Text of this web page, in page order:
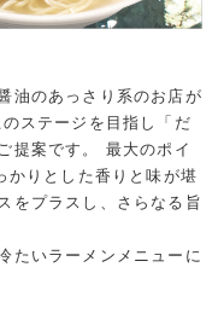
油のあっさり系のお店が
ステージを目指し「だ
提案です。 最大のポイ
かりとした香りと味が堪
をプラスし、さらなる旨
たいラーメンメニューに